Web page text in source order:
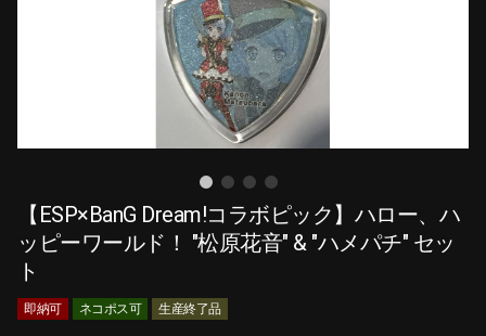
【ESP×BanG Dream!コラボピック】ハロー、ハ
ッピーワールド！ "松原花音" & "ハメパチ" セッ
ト
即納可 ネコポス可 生産終了品